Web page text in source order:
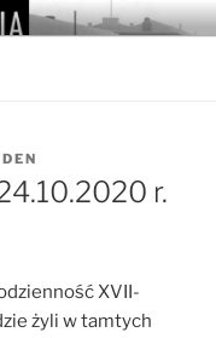
r.
XVII-
żyli w tamtych